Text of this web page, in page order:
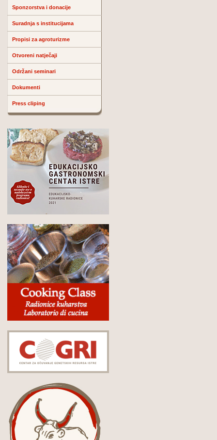
Sponzorstva i donacije
Suradnja s institucijama
Propisi za agroturizme
Otvoreni natječaji
Održani seminari
Dokumenti
Press cliping